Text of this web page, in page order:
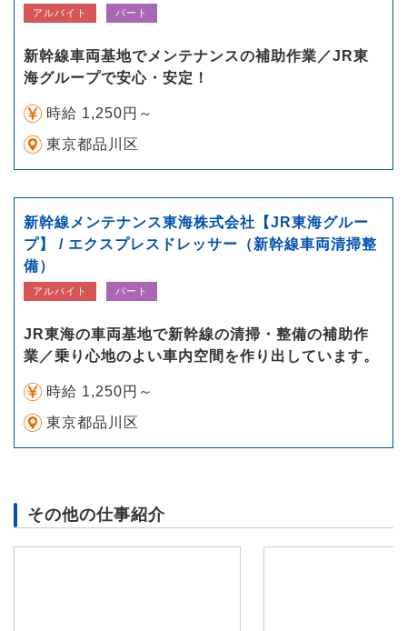
アルバイト パート
新幹線車両基地でメンテナンスの補助作業／JR東
海グループで安心・安定！
時給 1,250円～
東京都品川区
新幹線メンテナンス東海株式会社【JR東海グルー
プ】 / エクスプレスドレッサー（新幹線車両清掃整
備）
アルバイト パート
JR東海の車両基地で新幹線の清掃・整備の補助作
業／乗り心地のよい車内空間を作り出しています。
時給 1,250円～
東京都品川区
その他の仕事紹介